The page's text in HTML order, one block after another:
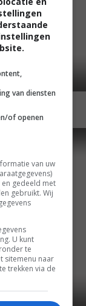
van diensten
of openen
van uw
gedeeld met
gebruikt. Wij
U kunt
te
sitemenu naar
trekken via de